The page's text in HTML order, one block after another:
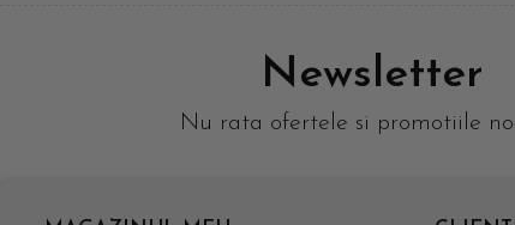
Newsletter
Nu rata ofertele si promotiile